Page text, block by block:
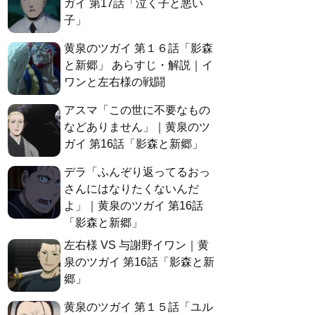
ガイ 第17話「泣く子と悪い
子」
黄泉のツガイ 第１６話「影森
と新郷」 あらすじ・解説｜イ
ワンと左右様の戦闘
アスマ「この世に不要なもの
などありません」｜黄泉のツ
ガイ 第16話「影森と新郷」
デラ「ふんぞり返ってるおっ
さんにはなりたくないんだ
よ」｜黄泉のツガイ 第16話
「影森と新郷」
左右様 VS 与謝野イワン｜黄
泉のツガイ 第16話「影森と新
郷」
黄泉のツガイ 第１５話「ユル